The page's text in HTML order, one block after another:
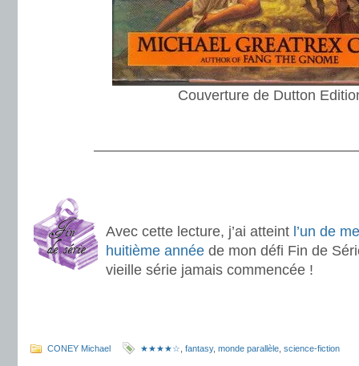
Couverture de Dutton
Avec cette lecture, j’ai atteint l’un de
huitième année de mon défi Fin de
vieille série jamais commencée !
CONEY Michael ★★★★☆ fantasy, monde parallèle science-fiction